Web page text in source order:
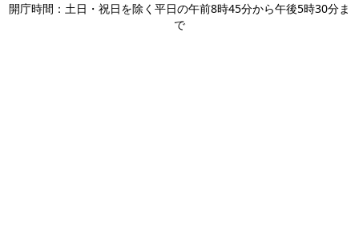
開庁時間：土日・祝日を除く平日の午前8時45分から午後5時30分ま
で